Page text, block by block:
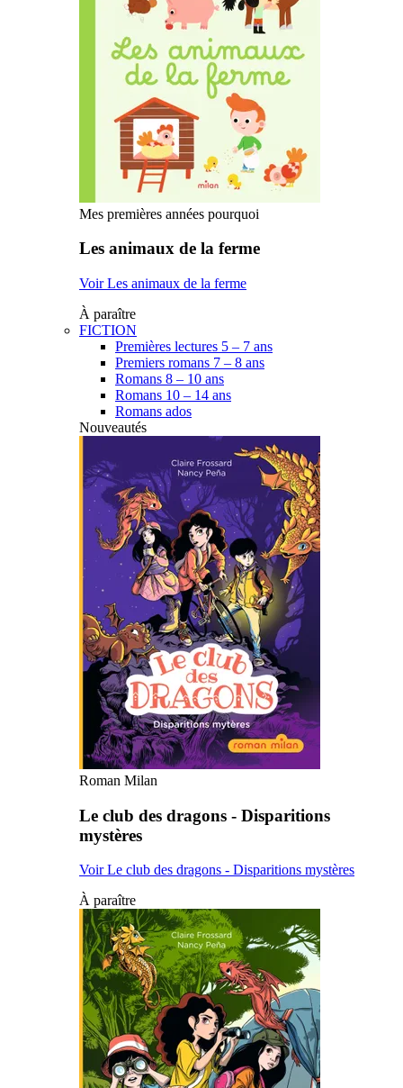
Mes premières années pourquoi
Les animaux de la ferme
Voir Les animaux de la ferme
À paraître
FICTION
Premières lectures 5 – 7 ans
Premiers romans 7 – 8 ans
Romans 8 – 10 ans
Romans 10 – 14 ans
Romans ados
Nouveautés
Roman Milan
Le club des dragons - Disparitions
mystères
Voir Le club des dragons - Disparitions mystères
À paraître